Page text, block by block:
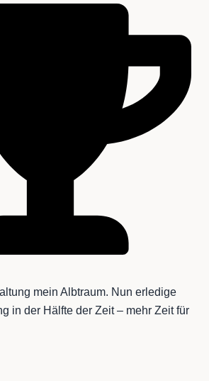
mein Albtraum. Nun erledige
in der Hälfte der Zeit – mehr Zeit für